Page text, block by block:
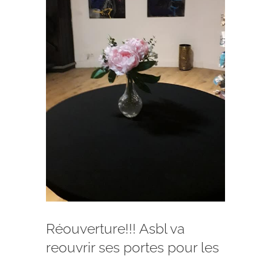
Réouverture!!! Asbl va
reouvrir ses portes pour les